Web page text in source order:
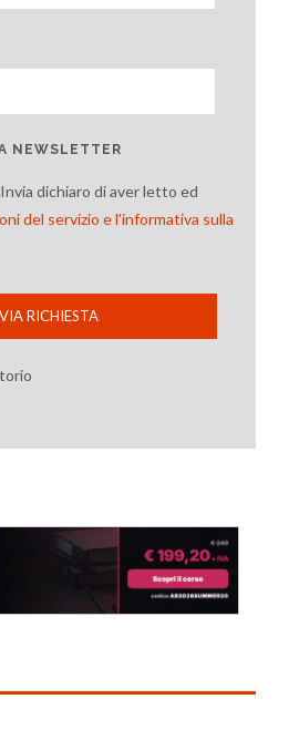
NEWSLETTER
dichiaro di aver letto ed
del servizio e l'informativa sulla
RICHIESTA